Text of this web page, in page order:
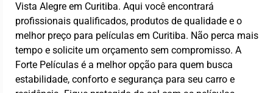
Vista Alegre em Curitiba. Aqui você encontrará
profissionais qualificados, produtos de qualidade e o
melhor preço para películas em Curitiba. Não perca mais
tempo e solicite um orçamento sem compromisso. A
Forte Películas é a melhor opção para quem busca
estabilidade, conforto e segurança para seu carro e